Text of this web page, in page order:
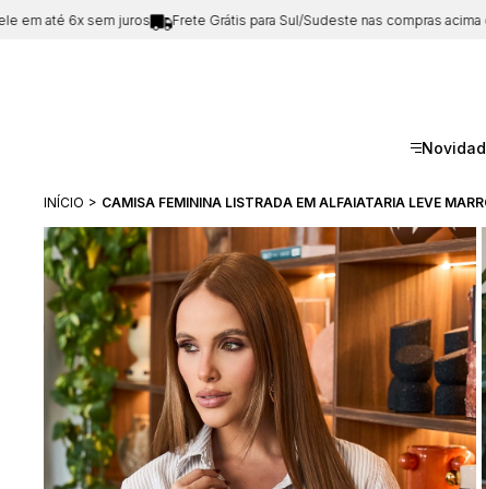
6x sem juros Frete Grátis para Sul/Sudeste nas compras acima de
INÍCIO CAMISA FEMININA LISTRADA EM ALFAIATARIA LEVE